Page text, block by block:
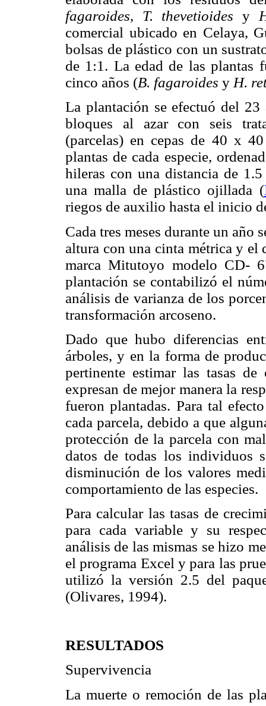
fagaroides, T. thevetioides y
comercial ubicado en Celaya,
bolsas de plástico con un
de 1:1. La edad de las plantas
cinco años (B. fagaroides y H.
La plantación se efectuó del
bloques al azar con seis
(parcelas) en cepas de 40 x
plantas de cada especie,
hileras con una distancia de
una malla de plástico ojillada (
riegos de auxilio hasta el inicio
Cada tres meses durante un
altura con una cinta métrica y
marca Mitutoyo modelo CD-
plantación se contabilizó el
análisis de varianza de los
transformación arcoseno.
Dado que hubo diferencias
árboles, y en la forma de
pertinente estimar las tasas
expresan de mejor manera la
fueron plantadas. Para tal
cada parcela, debido a que
protección de la parcela con
datos de todas los individuos
disminución de los valores
comportamiento de las especies.
Para calcular las tasas de
para cada variable y su
análisis de las mismas se hizo
el programa Excel y para las
utilizó la versión 2.5 del
(Olivares, 1994).
RESULTADOS
Supervivencia
La muerte o remoción de las